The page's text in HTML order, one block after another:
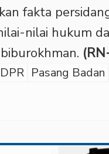
fakta
nilai hukum
Pasang Badan